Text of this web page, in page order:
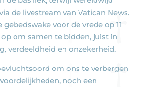
de livestream van Vatican News.
gebedswake voor de vrede op 11
om samen te bidden, juist in
verdeeldheid en onzekerheid.
om ons te verbergen
noch een